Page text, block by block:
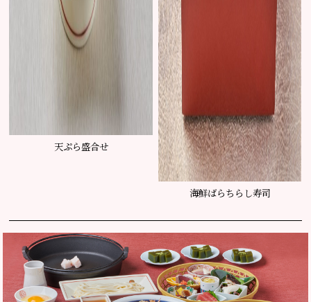
天ぷら盛合せ
海鮮ばらちらし寿司